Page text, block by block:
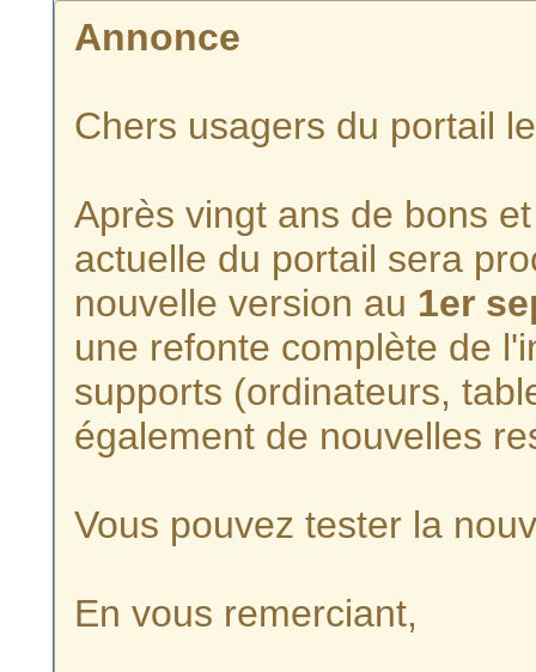
Annonce
Chers usagers du portail
Après vingt ans de bons
actuelle du portail sera
nouvelle version au 1er
une refonte complète de
supports (ordinateurs,
également de nouvelles
Vous pouvez tester la
En vous remerciant,